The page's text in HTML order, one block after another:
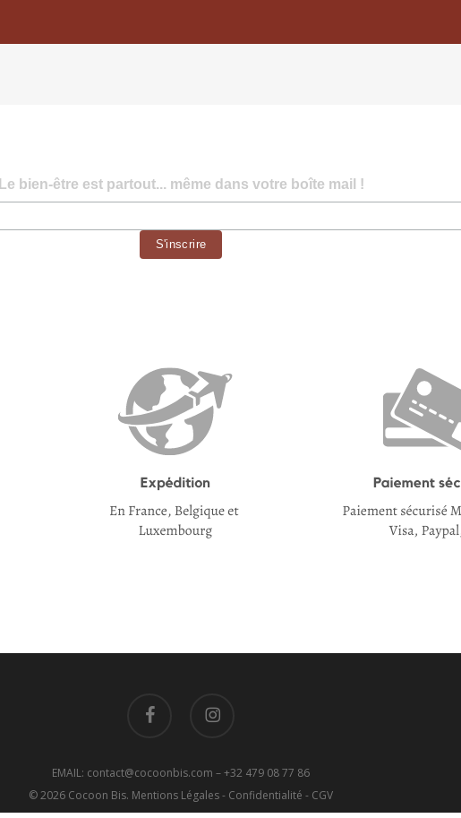
Le bien-être est partout... même dans votre boîte mail !
EMAIL: contact@cocoonbis.com – +32 479 08 77 86
© 2026 Cocoon Bis. Mentions Légales- Confidentialité - CGV